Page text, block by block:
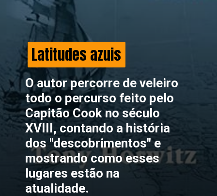
Latitudes azuis
Latitudes azuis
O autor percorre de veleiro
todo o percurso feito pelo
Capitão Cook no século
XVIII, contando a história
dos "descobrimentos" e
mostrando como esses
lugares estão na
atualidade.